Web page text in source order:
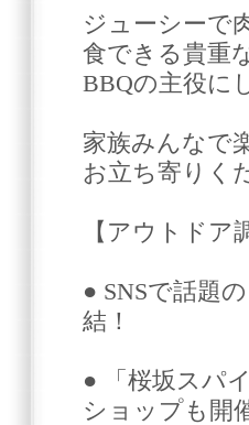
ジューシーで
食できる貴重
BBQの主役に
家族みんなで
お立ち寄りく
【アウトドア
● SNSで話題
結！
● 「桜坂スパ
ショップも開